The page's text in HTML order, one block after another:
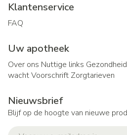
Klantenservice
FAQ
Uw apotheek
Over ons Nuttige links
wachtVoorschrift Zorgtarieven
Nieuwsbrief
Blijf op de hoogte van nieuwe